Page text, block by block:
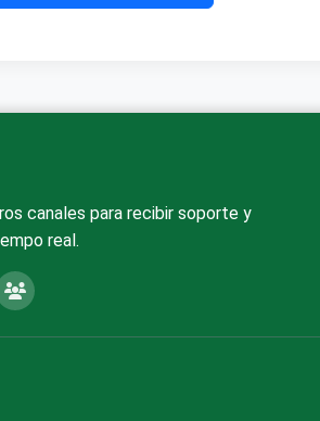
canales para recibir soporte y
real.